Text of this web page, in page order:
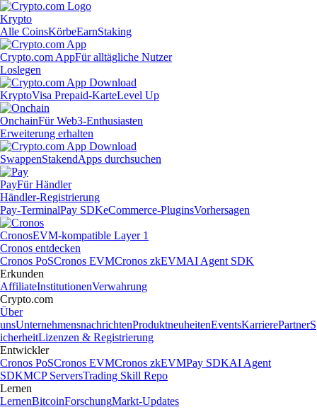
Krypto
Alle CoinsKörbeEarnStaking
Crypto.com AppFür alltägliche Nutzer
Loslegen
KryptoVisa Prepaid-KarteLevel Up
OnchainFür Web3-Enthusiasten
Erweiterung erhalten
SwappenStakendApps durchsuchen
PayFür Händler
Händler-Registrierung
Pay-TerminalPay SDKeCommerce-PluginsVorhersagen
CronosEVM-kompatible Layer 1
Cronos entdecken
Cronos PoSCronos EVMCronos zkEVMAI Agent SDK
Erkunden
AffiliateInstitutionenVerwahrung
Crypto.com
Über
unsUnternehmensnachrichtenProduktneuheitenEventsKarrierePartnerS
icherheitLizenzen & Registrierung
Entwickler
Cronos PoSCronos EVMCronos zkEVMPay SDKAI Agent
SDKMCP ServersTrading Skill Repo
Lernen
LernenBitcoinForschungMarkt-Updates